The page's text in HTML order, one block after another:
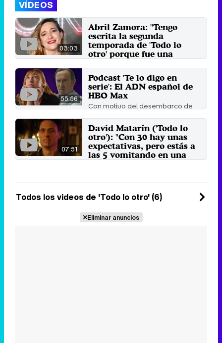
VÍDEOS
03:03
Abril Zamora: "Tengo
escrita la segunda
temporada de 'Todo lo
otro' porque fue una
historia muy chula para
mí"
Aunque el proyecto está escrito,
la actriz y creadora todavía no
tiene luz verde por ...
18 de abril 2022
55:56
Podcast 'Te lo digo en
serie': El ADN español de
HBO Max
Con motivo del desembarco de
la influencia que tienen las ...
15 de noviembre 2021
07:51
David Matarín ('Todo lo
otro'): "Con 30 hay unas
expectativas, pero estás a
las 5 vomitando en una
discoteca"
David Matarín interpretan a tres
2 de noviembre 2021
Todos los videos de 'Todo lo otro' (6)
Eliminar anuncios